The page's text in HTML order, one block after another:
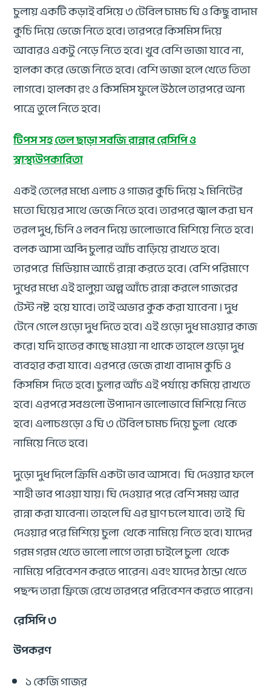
চুলায় একটি কড়াই বসিয়ে ৩ টেবিল চামচ ঘি ও কিছু বাদাম
কুচি দিয়ে ভেজে নিতে হবে। তারপরে কিসমিস দিয়ে
আবারও একটু নেড়ে নিতে হবে। খুব বেশি ভাজা যাবে না,
হালকা করে ভেজে নিতে হবে। বেশি ভাজা হলে খেতে তিতা
লাগবে। হালকা রং ও কিসমিস ফুলে উঠলে তারপরে অন্য
পাত্রে তুলে নিতে হবে।
টিপস সহ তেল ছাড়া সবজি রান্নার রেসিপি ও
স্বাস্থ্যউপকারিতা
একই তেলের মধ্যে এলাচ ও গাজর কুচি দিয়ে ২ মিনিটের
মতো ঘিয়ের সাথে ভেজে নিতে হবে। তারপরে জ্বাল করা ঘন
তরল দুধ, চিনি ও লবন দিয়ে ভালোভাবে মিশিয়ে নিতে হবে।
বলক আসা অব্দি চুলার আঁচ বাড়িয়ে রাখতে হবে।
তারপরে মিডিয়াম আচেঁ রান্না করতে হবে। বেশি পরিমাণে
দুধের মধ্যে এই হালুয়া অল্প আঁচে রান্না করলে গাজরের
টেস্ট নষ্ট হয়ে যাবে। তাই অভার কুক করা যাবেনা । দুধ
টেনে গেলে গুড়ো দুধ দিতে হবে। এই গুড়ো দুধ মাওয়ার কাজ
করে। যদি হাতের কাছে মাওয়া না থাকে তাহলে গুড়ো দুধ
ব্যবহার করা যাবে। এরপরে ভেজে রাখা বাদাম কুচি ও
কিসমিস দিতে হবে। চুলার আঁচ এই পর্যায়ে কমিয়ে রাখতে
হবে। এরপরে সবগুলো উপাদান ভালোভাবে মিশিয়ে নিতে
হবে। এলাচগুড়ো ও ঘি ৩ টেবিল চামচ দিয়ে চুলা থেকে
নামিয়ে নিতে হবে।
দুড়ো দুধ দিলে ক্রিমি একটা ভাব আসবে। ঘি দেওয়ার ফলে
শাহী ভাব পাওয়া যায়। ঘি দেওয়ার পরে বেশি সময় আর
রান্না করা যাবেনা। তাহলে ঘি এর ঘ্রাণ চলে যাবে। তাই ঘি
দেওয়ার পরে মিশিয়ে চুলা থেকে নামিয়ে নিতে হবে। যাদের
গরম গরম খেতে ভালো লাগে তারা চাইলে চুলা থেকে
নামিয়ে পরিবেশন করতে পারেন। এবং যাদের ঠান্ডা খেতে
পছন্দ তারা ফ্রিজে রেখে তারপরে পরিবেশন করতে পারেন।
রেসিপি ৩
উপকরণ
১ কেজি গাজর